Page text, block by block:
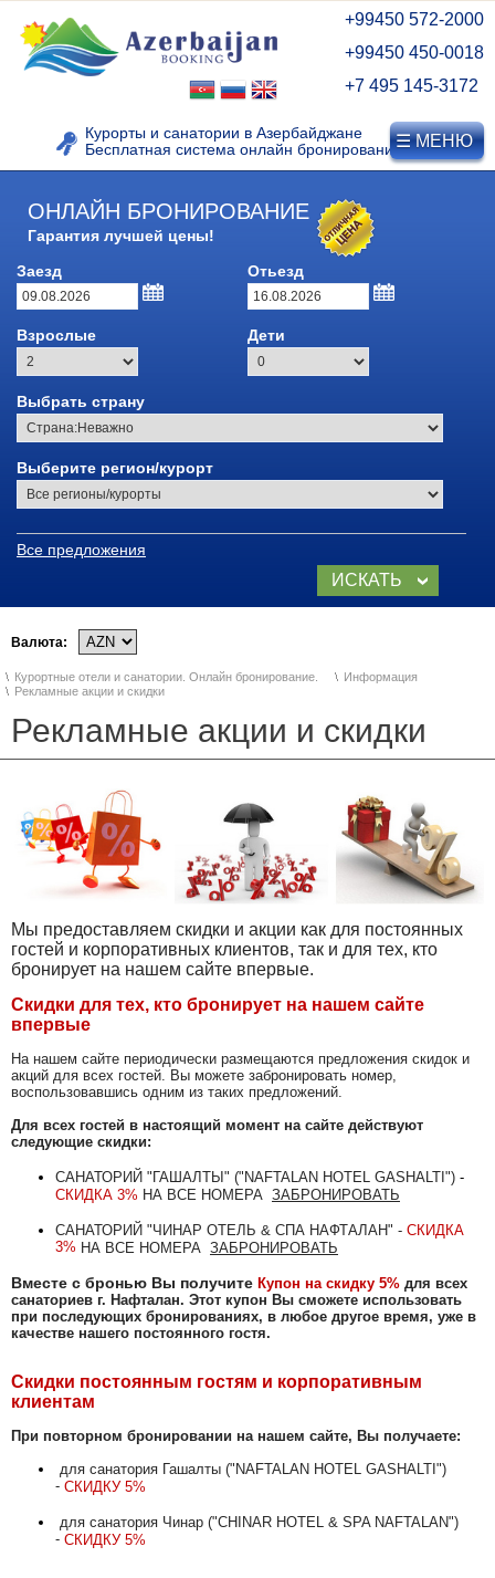
Курорты и санатории в Азербайджане
Бесплатная система онлайн бронирования
+99450 572-2000
+99450 450-0018
+7 495 145-3172
Лечебные курорты
Азербайджана
Курорт Нафталан
Дуздаг, Нахичевань
Шахдаг (Кусары)
TUFAN (Габала)
Отдых на Каспийском море
в Азербайджане
Набрань
Отдых в Азербайджане
ГУБА
ШЕКИ
ЛЕРИК
САНАТОРИИ И ОТЕЛИ
Chinar Hotel & Spa Naftalan
NAFTALAN Hotel by Rixos
SHAHDAG Hotel & Spa
Pik Palace Shahdag
GARABAG RESORT & SPA
Samaxi Palace Platinum by
ИНФОРМАЦИЯ
☰ МЕНЮ
ОНЛАЙН БРОНИРОВАНИЕ
Гарантия лучшей цены!
Заезд
Отьезд
Взрослые Дети
Выбрать страну
Выберите регион/курорт
Все предложения
ИСКАТЬ
СЕЙЧАС
Валюта:
Курортные отели и санатории. Онлайн бронирование.
Информация
Рекламные акции и скидки
Рекламные акции и скидки
Mы предоставляем скидки и акции как для постоянных
гостей и корпоративных клиентов, так и для тех, кто
бронирует на нашем сайте впервые.
Скидки для тех, кто бронирует на нашем сайте
впервые
На нашем сайте периодически размещаются предложения скидок и
акций для всех гостей. Вы можете забронировать номер,
воспользовавшись одним из таких предложений.
Для всех гостей в настоящий момент на сайте действуют
следующие скидки:
САНАТОРИЙ "ГАШАЛТЫ" ("NAFTALAN HOTEL GASHALTI") -
СКИДКА 3% НА ВСЕ НОМЕРА ЗАБРОНИРОВАТЬ
САНАТОРИЙ "ЧИНАР ОТЕЛЬ & СПА НАФТАЛАН" - СКИДКА
3% НА ВСЕ НОМЕРА ЗАБРОНИРОВАТЬ
Вместе с бронью Вы получите Купон на скидку 5% для всех
санаториев г. Нафталан. Этот купон Вы сможете использовать
при последующих бронированиях, в любое другое время, уже в
качестве нашего постоянного гостя.
Скидки постоянным гостям и корпоративным
клиентам
При повторном бронировании на нашем сайте, Вы получаете:
для санатория Гашалты ("NAFTALAN HOTEL GASHALTI")
- СКИДКУ 5%
для санатория Чинар ("CHINAR HOTEL & SPA NAFTALAN")
- СКИДКУ 5%